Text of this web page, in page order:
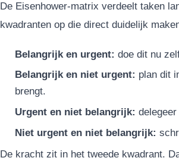
De Eisenhower-matrix verdeelt taken
kwadranten op die direct duidelijk
Belangrijk en urgent: doe dit nu
Belangrijk en niet urgent: plan dit
brengt.
Urgent en niet belangrijk:
Niet urgent en niet belangrijk:
De kracht zit in het tweede kwadrant.